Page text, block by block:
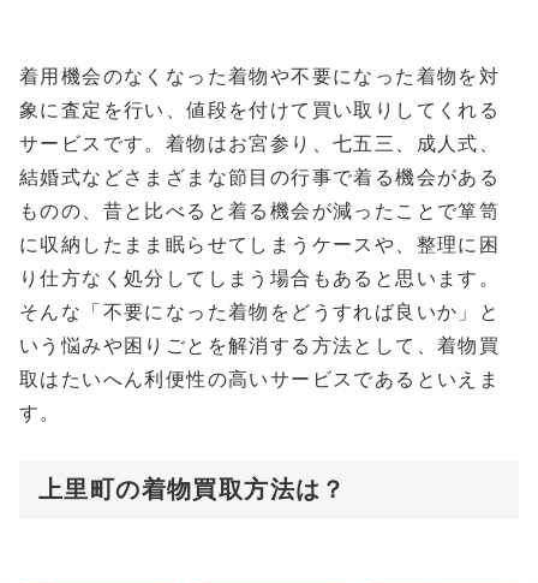
着用機会のなくなった着物や不要になった着物を対
象に査定を行い、値段を付けて買い取りしてくれる
サービスです。着物はお宮参り、七五三、成人式、
結婚式などさまざまな節目の行事で着る機会がある
ものの、昔と比べると着る機会が減ったことで箪笥
に収納したまま眠らせてしまうケースや、整理に困
り仕方なく処分してしまう場合もあると思います。
そんな「不要になった着物をどうすれば良いか」と
いう悩みや困りごとを解消する方法として、着物買
取はたいへん利便性の高いサービスであるといえま
す。
上里町の着物買取方法は？